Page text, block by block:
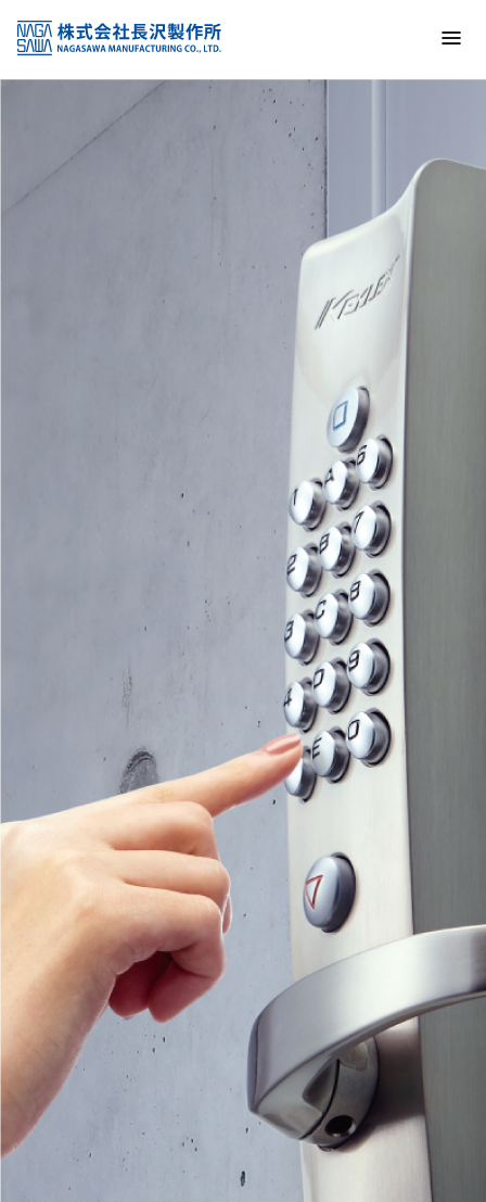
NAGASAWA MFG. CO., LTD.
信頼と技術で未来の安全を支える